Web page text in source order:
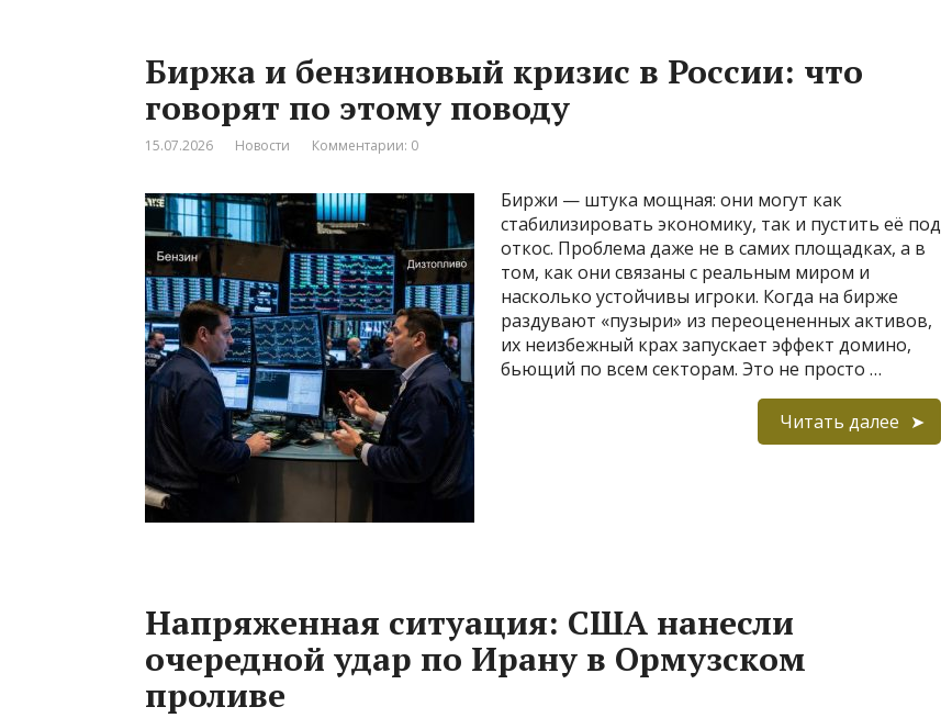
Биржа и бензиновый кризис в России: что
говорят по этому поводу
15.07.2026 Новости Комментарии: 0
Биржи — штука мощная: они могут как
стабилизировать экономику, так и пустить её под
откос. Проблема даже не в самих площадках, а в
том, как они связаны с реальным миром и
насколько устойчивы игроки. Когда на бирже
раздувают «пузыри» из переоцененных активов,
их неизбежный крах запускает эффект домино,
бьющий по всем секторам. Это не просто …
Читать далее
Напряженная ситуация: США нанесли
очередной удар по Ирану в Ормузском
проливе